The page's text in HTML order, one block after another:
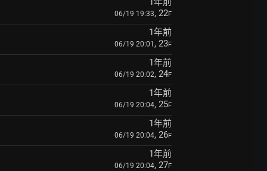
06/19 19:33, 22F
1年前
06/19 20:01 , 23F
1年前
06/19 20:02, 24F
1年前
06/19 20:04, 25F
1年前
06/19 20:04, 26F
1年前
06/19 20:04, 27F